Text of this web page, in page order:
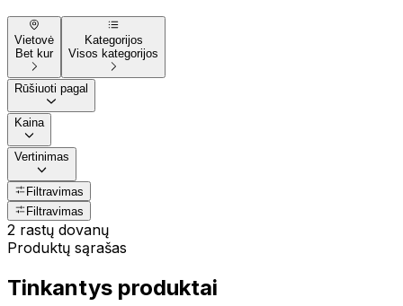
Vietovė
Bet kur
Kategorijos
Visos kategorijos
Rūšiuoti pagal
Kaina
Vertinimas
Filtravimas
Filtravimas
2 rastų dovanų
Produktų sąrašas
Tinkantys produktai